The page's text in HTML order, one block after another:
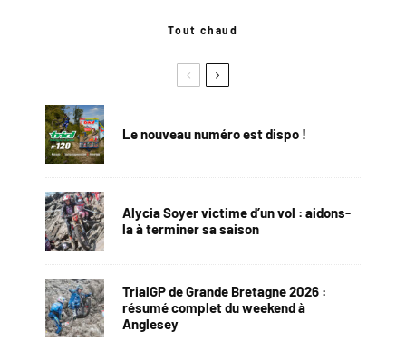
Tout chaud
Le nouveau numéro est dispo !
Alycia Soyer victime d’un vol : aidons-
la à terminer sa saison
TrialGP de Grande Bretagne 2026 :
résumé complet du weekend à
Anglesey